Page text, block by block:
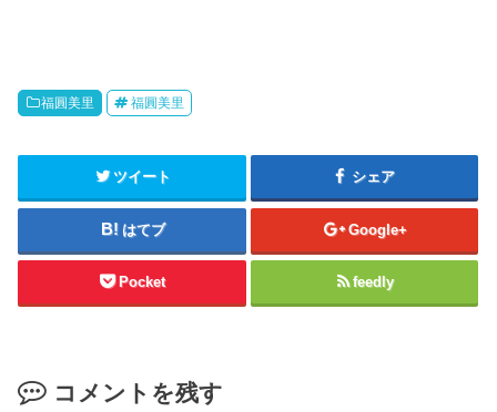
福圓美里 福圓美里
ツイート シェア
はてブ Google+
Pocket feedly
コメントを残す